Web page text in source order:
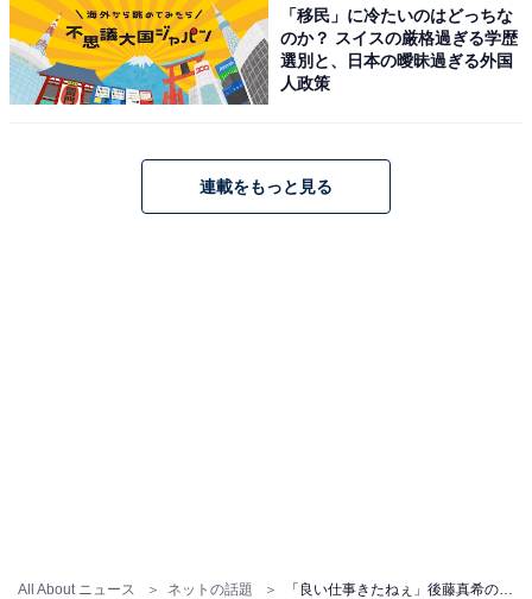
All About ニュース ネットの話題
「移民」に冷たいのはどっちな
のか？ スイスの厳格過ぎる学歴
選別と、日本の曖昧過ぎる外国
人政策
連載をもっと見る